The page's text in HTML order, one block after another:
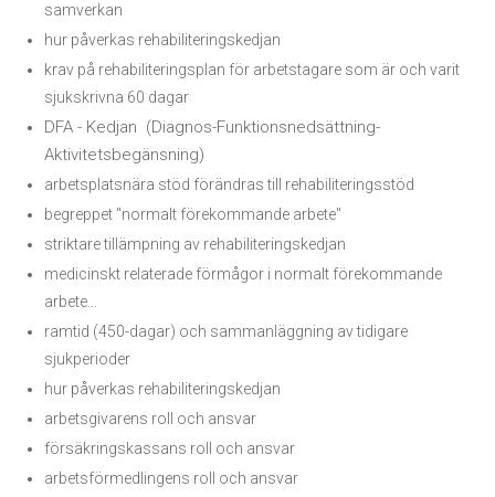
samverkan
hur påverkas rehabiliteringskedjan
krav på rehabiliteringsplan för arbetstagare som är och varit
sjukskrivna 60 dagar
DFA - Kedjan (Diagnos-Funktionsnedsättning-
Aktivitetsbegänsning)
arbetsplatsnära stöd förändras till rehabiliteringsstöd
begreppet "normalt förekommande arbete"
striktare tillämpning av rehabiliteringskedjan
medicinskt relaterade förmågor i normalt förekommande
arbete...
ramtid (450-dagar) och sammanläggning av tidigare
sjukperioder
hur påverkas rehabiliteringskedjan
arbetsgivarens roll och ansvar
försäkringskassans roll och ansvar
arbetsförmedlingens roll och ansvar